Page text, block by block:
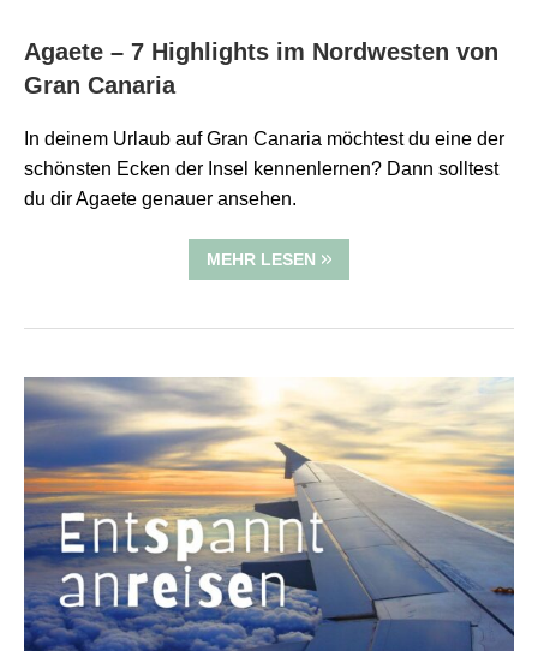
Agaete – 7 Highlights im Nordwesten von
Gran Canaria
In deinem Urlaub auf Gran Canaria möchtest du eine der
schönsten Ecken der Insel kennenlernen? Dann solltest
du dir Agaete genauer ansehen.
MEHR LESEN